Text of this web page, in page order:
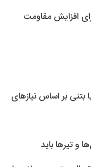
افزایش مقاومت
بتنی بر اساس نیازهای
تیرها باید